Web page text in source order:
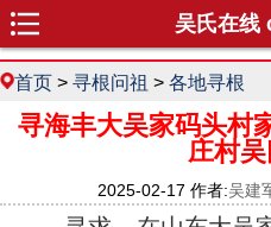
吴氏在线
首页 > 寻根问祖 > 各地寻根
寻海丰大吴家码头村
庄村
2025-02-17 作者:吴建